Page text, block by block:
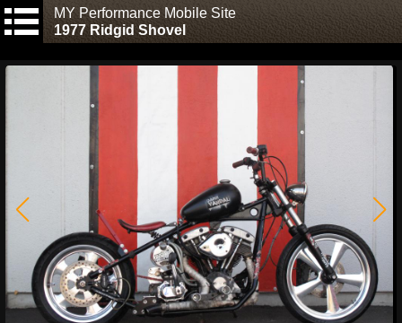
MY Performance Mobile Site
1977 Ridgid Shovel